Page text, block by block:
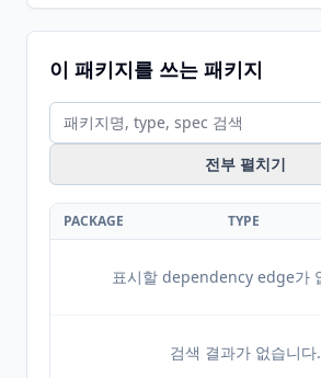
이 패키지를 쓰는 패키지
전부 펼치기
PACKAGE TYPE
표시할 dependency edge가
검색 결과가 없습니다.